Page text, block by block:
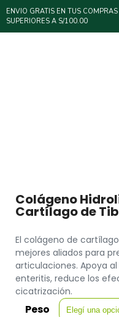
ENVIO GRATIS EN TUS COMPRAS
SUPERIORES A S/100.00
Colágeno
Cartílago de
El colágeno de
mejores aliados para
articulaciones. Apoya
enteritis, reduce los
cicatrización.
Peso